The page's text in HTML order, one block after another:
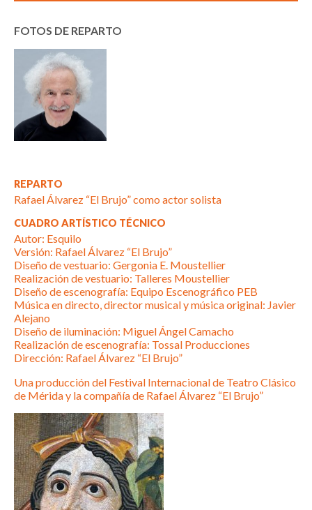
FOTOS DE REPARTO
REPARTO
Rafael Álvarez “El Brujo” como actor solista
CUADRO ARTÍSTICO TÉCNICO
Autor: Esquilo
Versión: Rafael Álvarez “El Brujo”
Diseño de vestuario: Gergonia E. Moustellier
Realización de vestuario: Talleres Moustellier
Diseño de escenografía: Equipo Escenográfico PEB
Música en directo, director musical y música original: Javier
Alejano
Diseño de iluminación: Miguel Ángel Camacho
Realización de escenografía: Tossal Producciones
Dirección: Rafael Álvarez “El Brujo”
Una producción del Festival Internacional de Teatro Clásico
de Mérida y la compañía de Rafael Álvarez “El Brujo”